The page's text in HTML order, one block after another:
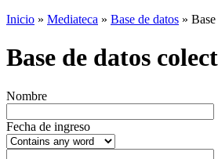
Inicio » Mediateca » Base de datos »
Base de datos
Nombre
Fecha de ingreso